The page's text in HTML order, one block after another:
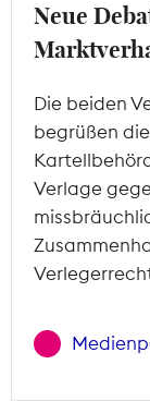
Neue
Die beiden
begrüßen
Verlage